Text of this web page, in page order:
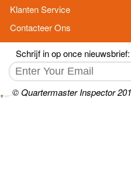
Klanten Service
Contacteer Ons
Schrijf in op once nieuwsbrief:
© Quartermaster Inspector